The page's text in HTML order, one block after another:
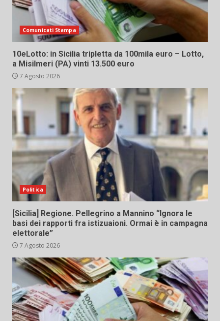
Comunicati Stampa
10eLotto: in Sicilia tripletta da 100mila euro – Lotto,
a Misilmeri (PA) vinti 13.500 euro
7 Agosto 2026
Politica
[Sicilia] Regione. Pellegrino a Mannino “Ignora le
basi dei rapporti fra istizuaioni. Ormai è in campagna
elettorale”
7 Agosto 2026